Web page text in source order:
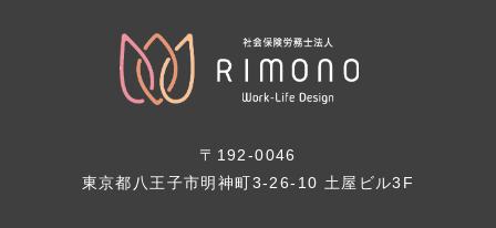
〒192-0046
東京都八王子市明神町3-26-10 土屋ビル3F